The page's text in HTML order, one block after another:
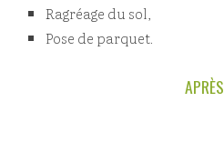
Ragréage du sol,
Pose de parquet.
APRÈS